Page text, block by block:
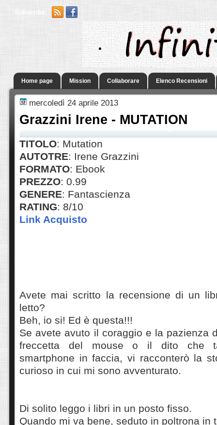
Subscribe:
.
Home page Mission Collaborare Elenco Recensioni
mercoledì 24 aprile 2013
Grazzini Irene - MUTATION
TITOLO: Mutation
AUTOTRE: Irene Grazzini
FORMATO: Ebook
PREZZO: 0.99
GENERE: Fantascienza
RATING: 8/10
Link Acquisto
Avete mai scritto la recensione di un
letto?
Beh, io si! Ed è questa!!!
Se avete avuto il coraggio e la pazienza
freccetta del mouse o il dito che
smartphone in faccia, vi racconterò la
curioso in cui mi sono avventurato.
Di solito leggo i libri in un posto fisso.
Quando mi va bene, seduto in poltrona in